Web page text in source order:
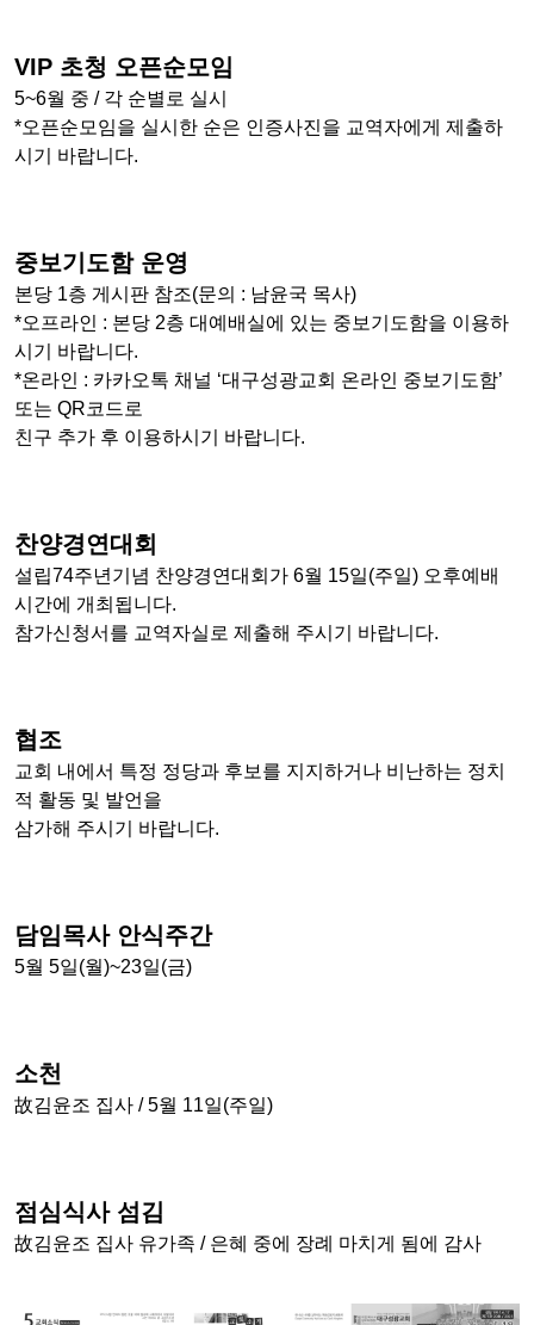
VIP 초청 오픈순모임
5~6월 중 / 각 순별로 실시
*오픈순모임을 실시한 순은 인증사진을 교역자에게 제출하
시기 바랍니다.
중보기도함 운영
본당 1층 게시판 참조(문의 : 남윤국 목사)
*오프라인 : 본당 2층 대예배실에 있는 중보기도함을 이용하
시기 바랍니다.
*온라인 : 카카오톡 채널 ‘대구성광교회 온라인 중보기도함’
또는 QR코드로
친구 추가 후 이용하시기 바랍니다.
찬양경연대회
설립74주년기념 찬양경연대회가 6월 15일(주일) 오후예배
시간에 개최됩니다.
참가신청서를 교역자실로 제출해 주시기 바랍니다.
협조
교회 내에서 특정 정당과 후보를 지지하거나 비난하는 정치
적 활동 및 발언을
삼가해 주시기 바랍니다.
담임목사 안식주간
5월 5일(월)~23일(금)
소천
故김윤조 집사 / 5월 11일(주일)
점심식사 섬김
故김윤조 집사 유가족 / 은혜 중에 장례 마치게 됨에 감사